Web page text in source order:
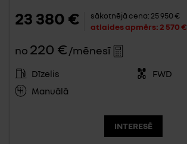
23 380 € sākotnējā cena: 25 950 €
atlaides apmērs: 2 570 €
no 220 € /mēnesī
Dīzelis
FWD
Manuālā
INTERESĒ